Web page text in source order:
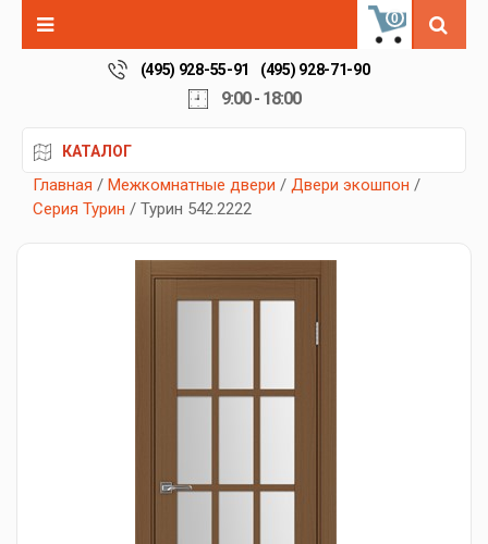
0
(495) 928-55-91 (495) 928-71-90
9:00 - 18:00
КАТАЛОГ
Главная / Межкомнатные двери / Двери экошпон /
Серия Турин / Турин 542.2222